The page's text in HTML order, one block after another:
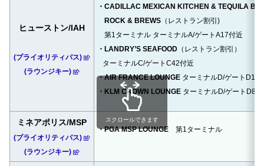
ヒューストン/IAH
(プライオリティパス)
(ラウンジキー)
・CADILLAC MEXICAN KITCHEN & TEQUILA
ROCK & BREWS（レストラン割引)
第1ターミナル ターミナルA/ゲートA17付近
・LANDRY’S SEAFOOD（レストラン割引）
ターミナルC/ゲートC42付近
・AIR FRANCE LOUNGEターミナルD/ゲートD12
・KLM CROWN LOUNGEターミナルD/ゲートD8付
ミネアポリス/MSP
(プライオリティパス)
(ラウンジキー)
・PGA MSP LOUNGE第1ターミナル
スクロールできます